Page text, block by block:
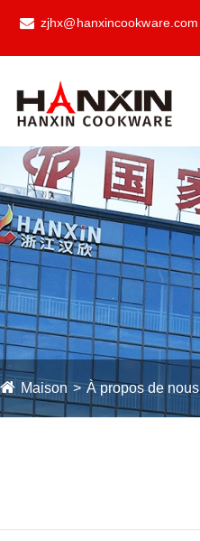
zjhx@hanxincookware.com
Maison À propos de nous